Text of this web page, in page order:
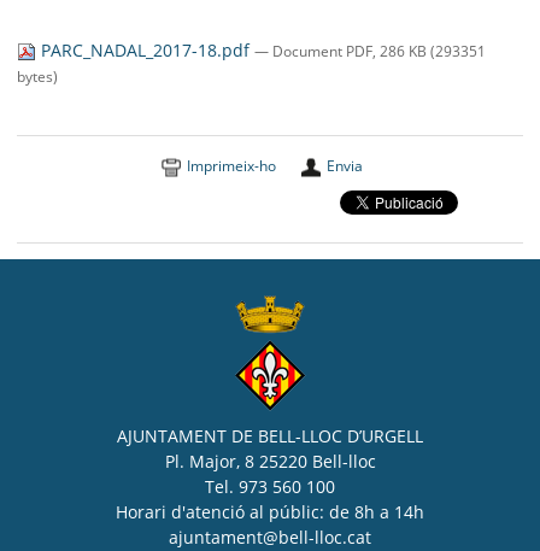
BELL-LLOC SOLUCIONA
PARC_NADAL_2017-18.pdf— Document PDF, 286 KB (293351
bytes)
Imprimeix-ho Envia
AJUNTAMENT DE BELL-LLOC D’URGELL
Pl. Major, 8 25220 Bell-lloc
Tel. 973 560 100
Horari d'atenció al públic: de 8h a 14h
ajuntament@bell-lloc.cat